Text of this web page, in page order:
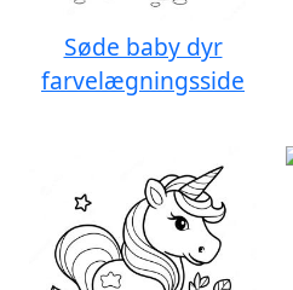
Søde baby dyr
farvelægningsside